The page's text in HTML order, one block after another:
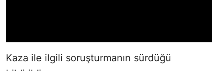
Kaza ile ilgili soruşturmanın sürdüğü